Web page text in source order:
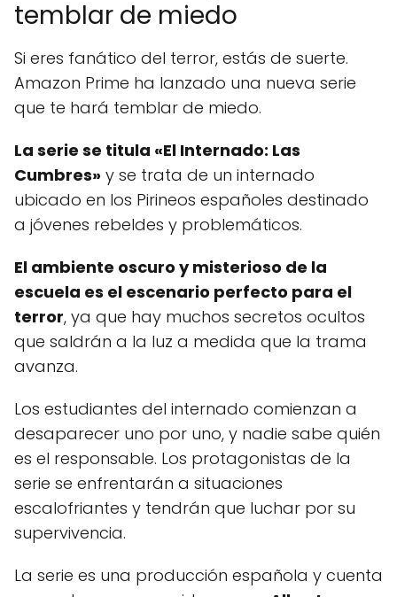
temblar de miedo
Si eres fanático del terror, estás de suerte.
Amazon Prime ha lanzado una nueva serie
que te hará temblar de miedo.
La serie se titula «El Internado: Las
Cumbres» y se trata de un internado
ubicado en los Pirineos españoles destinado
a jóvenes rebeldes y problemáticos.
El ambiente oscuro y misterioso de la
escuela es el escenario perfecto para el
terror, ya que hay muchos secretos ocultos
que saldrán a la luz a medida que la trama
avanza.
Los estudiantes del internado comienzan a
desaparecer uno por uno, y nadie sabe quién
es el responsable. Los protagonistas de la
serie se enfrentarán a situaciones
escalofriantes y tendrán que luchar por su
supervivencia.
La serie es una producción española y cuenta